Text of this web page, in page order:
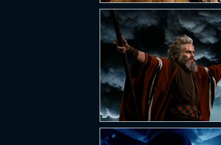
ESPORTES
GUERRA LUTA